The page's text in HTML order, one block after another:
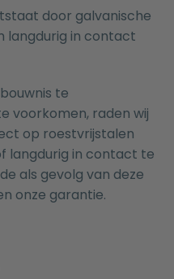
door galvanische
langdurig in contact
te
voorkomen, raden wij
op roestvrijstalen
langdurig in contact te
als gevolg van deze
onze garantie.